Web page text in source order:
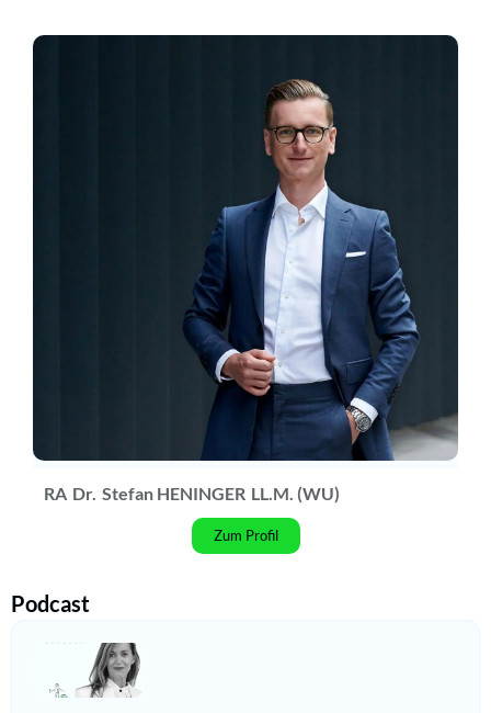
RA Dr. Stefan HENINGER LL.M. (WU)
Zum Profil
Podcast